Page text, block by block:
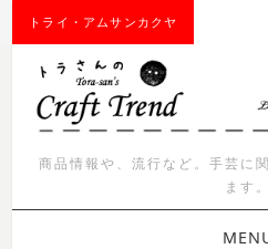
トライ・アムサンカクヤ
商品情報や、流行など。手芸に
ます。